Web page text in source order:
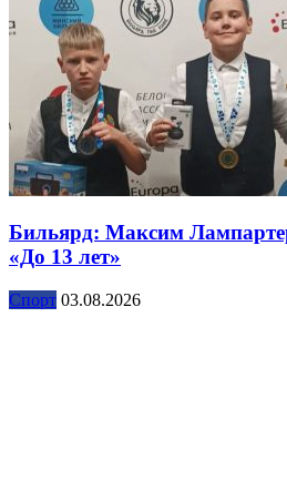
Бильярд: Максим
«До 13 лет»
Спорт 03.08.2026